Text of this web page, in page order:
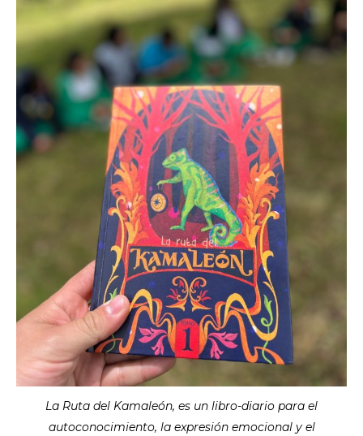
La Ruta del Kamaleón, es un libro-diario para el
autoconocimiento, la expresión emocional y el